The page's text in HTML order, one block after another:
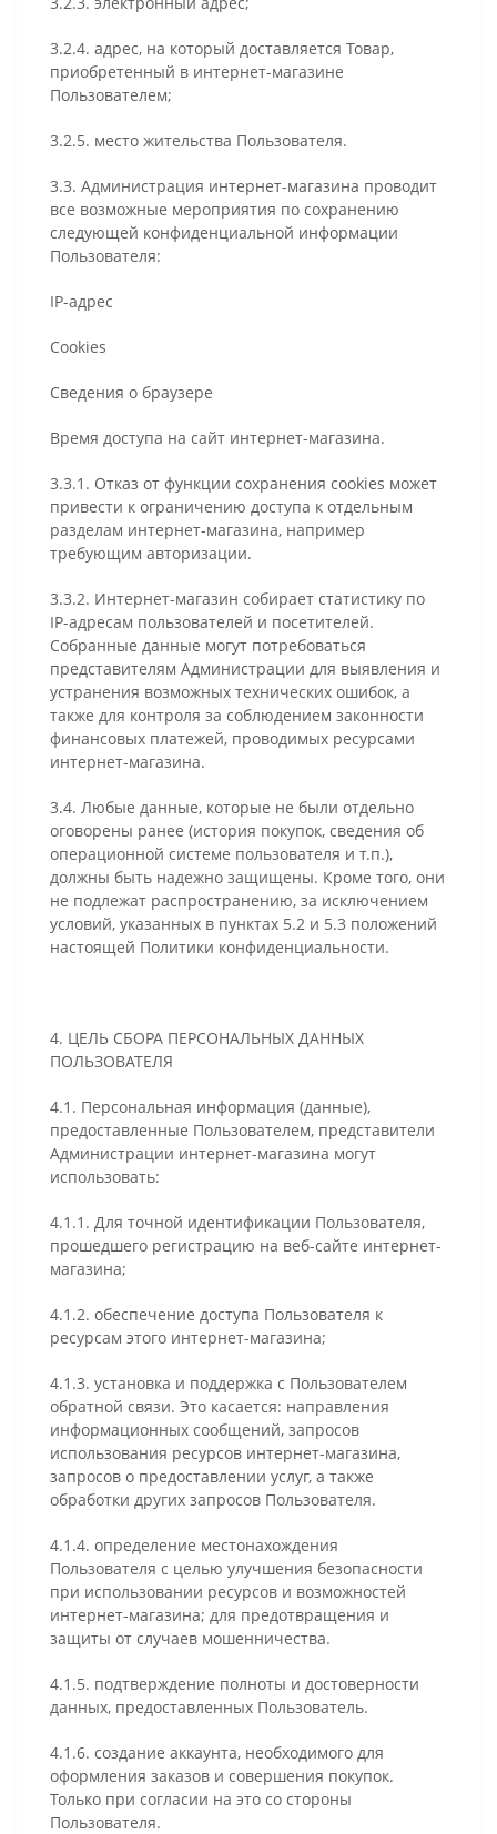
3.2.4. адрес, на который доставляется Товар,
приобретенный в интернет-магазине
Пользователем;
3.2.5. место жительства Пользователя.
3.3. Администрация интернет-магазина проводит
все возможные мероприятия по сохранению
следующей конфиденциальной информации
Пользователя:
IP-адрес
Cookies
Сведения о браузере
Время доступа на сайт интернет-магазина.
3.3.1. Отказ от функции сохранения cookies может
привести к ограничению доступа к отдельным
разделам интернет-магазина, например
требующим авторизации.
3.3.2. Интернет-магазин собирает статистику по
IP-адресам пользователей и посетителей.
Собранные данные могут потребоваться
представителям Администрации для выявления и
устранения возможных технических ошибок, а
также для контроля за соблюдением законности
финансовых платежей, проводимых ресурсами
интернет-магазина.
3.4. Любые данные, которые не были отдельно
оговорены ранее (история покупок, сведения об
операционной системе пользователя и т.п.),
должны быть надежно защищены. Кроме того, они
не подлежат распространению, за исключением
условий, указанных в пунктах 5.2 и 5.3 положений
настоящей Политики конфиденциальности.
4. ЦЕЛЬ СБОРА ПЕРСОНАЛЬНЫХ ДАННЫХ
ПОЛЬЗОВАТЕЛЯ
4.1. Персональная информация (данные),
предоставленные Пользователем, представители
Администрации интернет-магазина могут
использовать:
4.1.1. Для точной идентификации Пользователя,
прошедшего регистрацию на веб-сайте интернет-
магазина;
4.1.2. обеспечение доступа Пользователя к
ресурсам этого интернет-магазина;
4.1.3. установка и поддержка с Пользователем
обратной связи. Это касается: направления
информационных сообщений, запросов
использования ресурсов интернет-магазина,
запросов о предоставлении услуг, а также
обработки других запросов Пользователя.
4.1.4. определение местонахождения
Пользователя с целью улучшения безопасности
при использовании ресурсов и возможностей
интернет-магазина; для предотвращения и
защиты от случаев мошенничества.
4.1.5. подтверждение полноты и достоверности
данных, предоставленных Пользователь.
4.1.6. создание аккаунта, необходимого для
оформления заказов и совершения покупок.
Только при согласии на это со стороны
Пользователя.